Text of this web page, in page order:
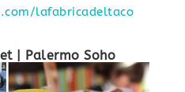
lafabricadeltaco
| Palermo Soho